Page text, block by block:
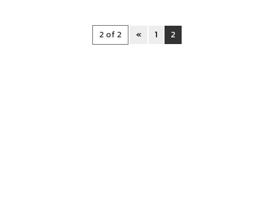
2 of 2 « 1 2